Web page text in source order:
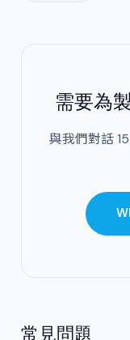
需要為
與我們對話
常見問題